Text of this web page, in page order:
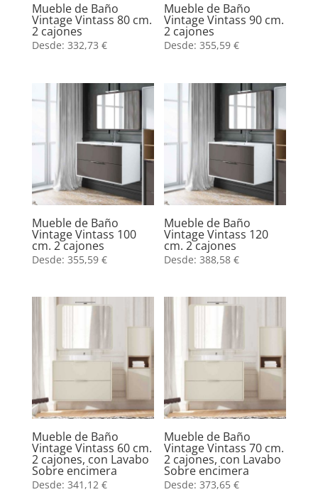
Mueble de Baño
Vintage Vintass 80 cm.
2 cajones
Desde: 332,73 €
Mueble de Baño
Vintage Vintass 90 cm.
2 cajones
Desde:355,59€
Mueble de Baño
Vintage Vintass 100
cm. 2 cajones
Desde: 355,59 €
Mueble de Baño
Vintage Vintass 120
cm. 2 cajones
Desde:388,58€
Mueble de Baño
Vintage Vintass 60 cm.
2 cajones, con Lavabo
Sobre encimera
Desde: 341,12 €
Mueble de Baño
Vintage Vintass 70 cm.
2 cajones, con Lavabo
Sobre encimera
Desde:373,65€